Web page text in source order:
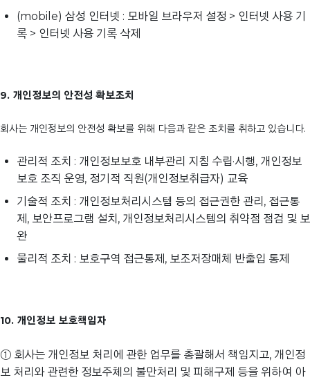
(mobile) 삼성 인터넷 : 모바일 브라우저 설정 > 인터넷 사용 기
록 > 인터넷 사용 기록 삭제
9. 개인정보의 안전성 확보조치
회사는 개인정보의 안전성 확보를 위해 다음과 같은 조치를 취하고 있습니다.
관리적 조치 : 개인정보보호 내부관리 지침 수립·시행, 개인정보
보호 조직 운영, 정기적 직원(개인정보취급자) 교육
기술적 조치 : 개인정보처리시스템 등의 접근권한 관리, 접근통
제, 보안프로그램 설치, 개인정보처리시스템의 취약점 점검 및 보
완
물리적 조치 : 보호구역 접근통제, 보조저장매체 반출입 통제
10. 개인정보 보호책임자
① 회사는 개인정보 처리에 관한 업무를 총괄해서 책임지고, 개인정
보 처리와 관련한 정보주체의 불만처리 및 피해구제 등을 위하여 아